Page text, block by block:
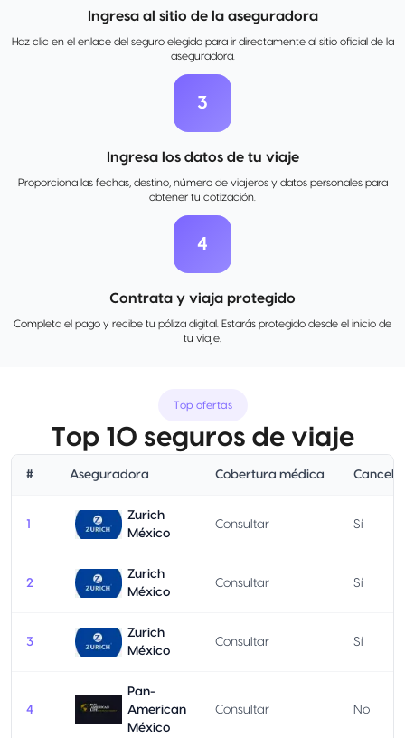
Ingresa al sitio de la aseguradora
Haz clic en el enlace del seguro elegido para ir directamente al sitio oficial de la
aseguradora.
3
Ingresa los datos de tu viaje
Proporciona las fechas, destino, número de viajeros y datos personales para
obtener tu cotización.
4
Contrata y viaja protegido
Completa el pago y recibe tu póliza digital. Estarás protegido desde el inicio de
tu viaje.
Top ofertas
Top 10 seguros de viaje
# Aseguradora Cobertura médica
1
Zurich
México
Consultar Sí
2
Zurich
México
Consultar Sí
3
Zurich
México
Consultar Sí
4
Pan-
American
México
Consultar No